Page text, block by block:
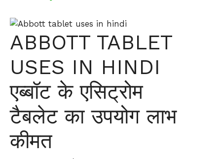
ABBOTT TABLET
USES IN HINDI
एब्बॉट के एसिट्रोम
टैबलेट का उपयोग लाभ
कीमत